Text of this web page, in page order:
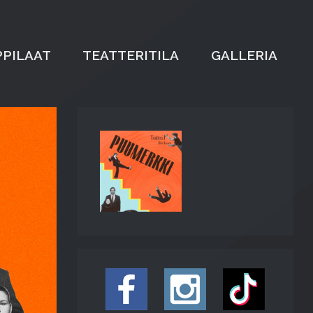
TEATTERITILA GALLERIA